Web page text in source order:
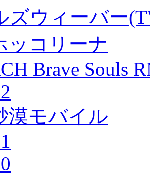
ズウィーバー
ッコリーナ
Brave Souls
漠モバイル